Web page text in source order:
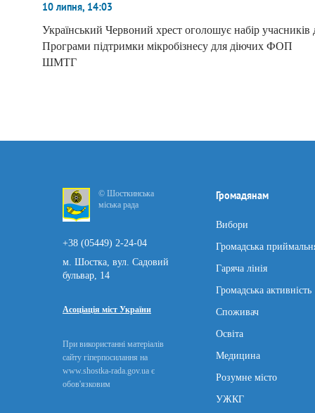
10 липня, 14:03
Український Червоний хрест оголошує набір учасників
Програми підтримки мікробізнесу для діючих ФОП
ШМТГ
© Шосткинська
міська рада
+38 (05449) 2-24-04
м. Шостка, вул. Садовий
бульвар, 14
Асоціація міст України
При використанні матеріалів
сайту гіперпосилання на
www.shostka-rada.gov.ua є
обов'язковим
Громадянам
Вибори
Громадська
Гаряча лінія
Громадська активність
Споживач
Освіта
Медицина
Розумне місто
УЖКГ